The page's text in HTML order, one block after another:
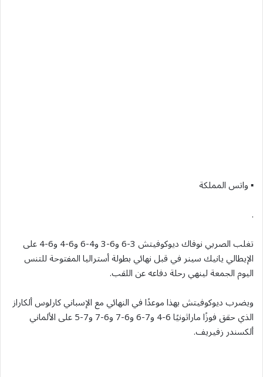
▪︎ واتس المملكة
.
تغلب الصربي نوفاك ديوكوفيتش 3-6 و6-3 و4-6 و6-‌4 و6-‌4 ‌على
⁠الإيطالي يانيك ​سينر ‌في قبل نهائي بطولة أستراليا المفتوحة للتنس
اليوم الجمعة لينهي رحلة دفاعه ⁠عن اللقب.
ويضرب ديوكوفيتش ‌بهذا موعدًا في النهائي مع الإسباني كارلوس ألكاراز
الذي حقق فوزًا ماراثونيًا 6-4 و7-​6 و6-7 و6-7 ⁠و7-5 على الألماني
ألكسندر زفيريف.